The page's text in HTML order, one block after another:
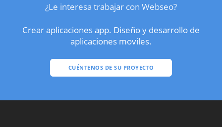
¿Le interesa trabajar con Webseo?
Crear aplicaciones app. Diseño y desarrollo de
aplicaciones moviles.
CUÉNTENOS DE SU PROYECTO